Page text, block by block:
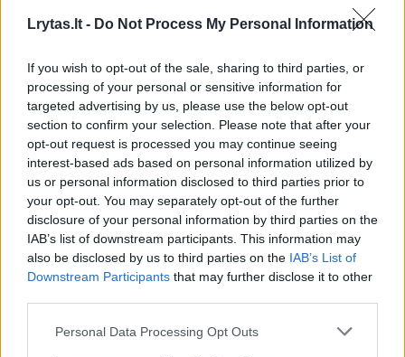
Lrytas.lt - Do Not Process My Personal Information
If you wish to opt-out of the sale, sharing to third parties, or
processing of your personal or sensitive information for
targeted advertising by us, please use the below opt-out
section to confirm your selection. Please note that after your
opt-out request is processed you may continue seeing
interest-based ads based on personal information utilized by
us or personal information disclosed to third parties prior to
your opt-out. You may separately opt-out of the further
disclosure of your personal information by third parties on the
IAB’s list of downstream participants. This information may
also be disclosed by us to third parties on the IAB’s List of
Downstream Participants that may further disclose it to other
Personal Data Processing Opt Outs
Ekspertai apie prekybos centrų boikotą – ar atneš
naudos? (II)
Lietuva tiesiogiai
A. Ivanauskas apie pirkinius šventėms: turguje pirkti
nesiūlau I
Lietuva tiesiogiai
Prekybininkų atstovas: kainų kaip Lenkijoje neturėsime